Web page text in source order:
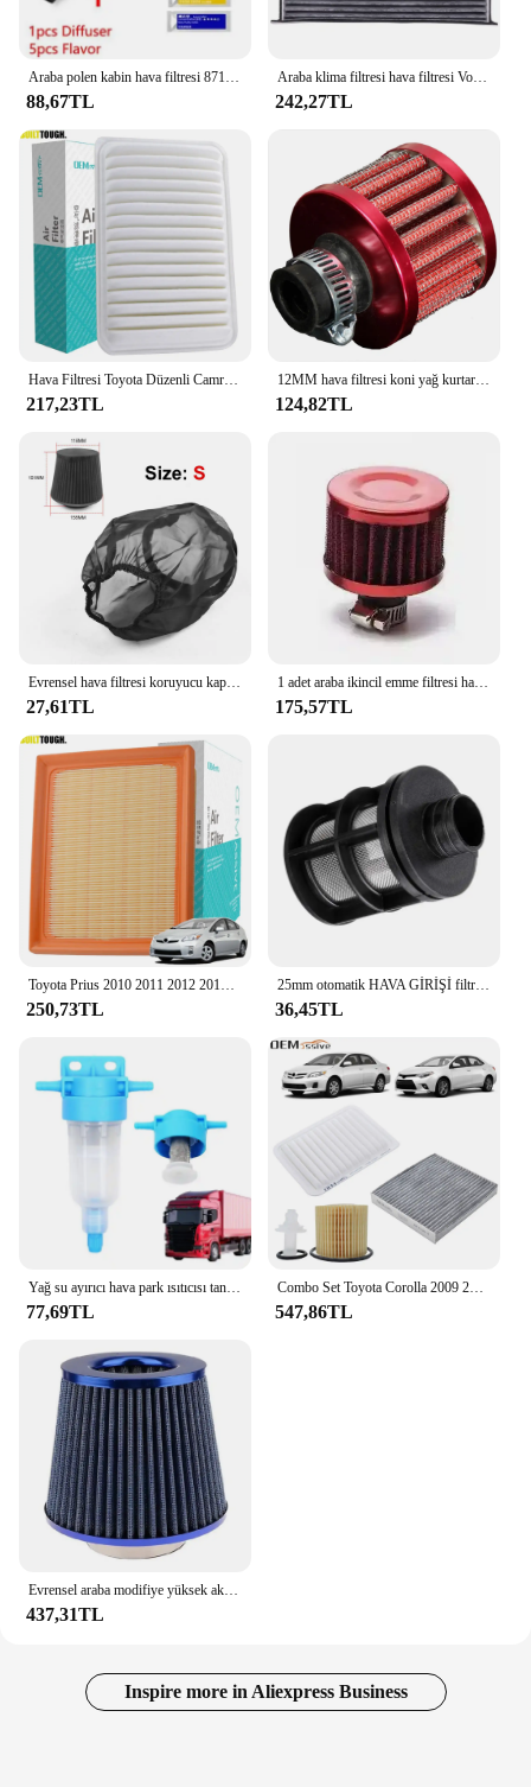
Araba polen kabin hava filtresi 87139-YZZ08 87139-30070 87139-07010 Toyota Auris Avensis Camry Corolla Hilux RAV4 Prius Yaris için
88,67TL
Araba klima filtresi hava filtresi Volkswagen / Magotan / Sagitar / Golf / Passat / Touran / Tiguan /Audi 1K0819644
242,27TL
Hava Filtresi Toyota Düzenli Camry XV40 XV50 2007 2008 2009 2010 2011 2012 2013 2014 2015 2016 2017 2.4L 2.5L 2AR-FE 2AZ-FE
217,23TL
12MM hava filtresi koni yağ kurtarma buhar araba motosiklet kırmızı
124,82TL
Evrensel hava filtresi koruyucu kapak su geçirmez yüksek akış HAVA GİRİŞİ filtreler için yağ geçirmez toz geçirmez hava filtresi kapağı
27,61TL
1 adet araba ikincil emme filtresi hava filtresi Mini küçük mantar kafa filtre hava temizleyici araba aksesuarları soğuk HAVA GİRİŞİ
175,57TL
Toyota Prius 2010 2011 2012 2013 2014 2015 XW30 1.8L Hava Filtresi 17801-37020 17801-37021 17801-0T040 17801-0T050
250,73TL
25mm otomatik HAVA GİRİŞİ filtre boruları boru susturucu Webasto Dometic Eberspacher araba hava dizel isıtıcı park ısıtıcısı
36,45TL
Yağ su ayırıcı hava park ısıtıcısı tankı RV araba yağ yakit filtresi bölüm araba dizel su ayırıcı için Webasto Eberspacher için
77,69TL
Combo Set Toyota Corolla 2009 2010 2011 2012 2013 2014 2015 1.8L Yağ Motoru Kabin Hava filtresi Aktif Karbon 2ZR-FE 2ZR-FAE
547,86TL
Evrensel araba modifiye yüksek akış hava filtresi mantar kafa hava filtresi 76mm evrensel mantar kafa hava filtresi
437,31TL
Inspire more in Aliexpress Business